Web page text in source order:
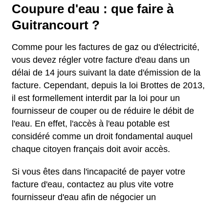
Coupure d'eau : que faire à
Guitrancourt ?
Comme pour les factures de gaz ou d'électricité,
vous devez régler votre facture d'eau dans un
délai de 14 jours suivant la date d'émission de la
facture. Cependant, depuis la loi Brottes de 2013,
il est formellement interdit par la loi pour un
fournisseur de couper ou de réduire le débit de
l'eau. En effet, l'accès à l'eau potable est
considéré comme un droit fondamental auquel
chaque citoyen français doit avoir accès.
Si vous êtes dans l'incapacité de payer votre
facture d'eau, contactez au plus vite votre
fournisseur d'eau afin de négocier un